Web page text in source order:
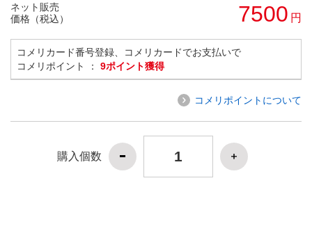
ネット販売
価格（税込）
7500 円
コメリカード番号登録、コメリカードでお支払いで
コメリポイント ： 9ポイント獲得
コメリポイントについて
購入個数